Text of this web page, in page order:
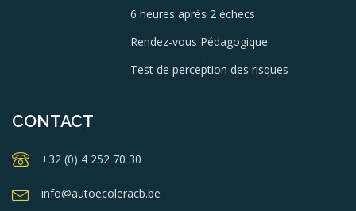
6 heures après 2 échecs
Rendez-vous Pédagogique
Test de perception des risques
CONTACT
+32 (0) 4 252 70 30
info@autoecoleracb.be